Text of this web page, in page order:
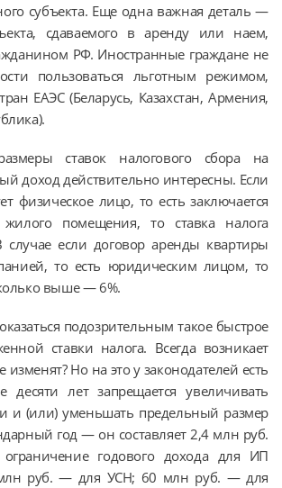
субъекта. Еще одна важная деталь —
сдаваемого в аренду или наем,
РФ. Иностранные граждане не
пользоваться льготным режимом,
ЕАЭС (Беларусь, Казахстан, Армения,
ставок налогового сбора на
доход действительно интересны. Если
физическое лицо, то есть заключается
помещения, то ставка налога
случае если договор аренды квартиры
то есть юридическим лицом, то
выше — 6%.
подозрительным такое быстрое
ставки налога. Всегда возникает
изменят? Но на это у законодателей есть
десяти лет запрещается увеличивать
и (или) уменьшать предельный размер
год — он составляет 2,4 млн руб.
годового дохода для ИП
млн руб. — для УСН; 60 млн руб. — для